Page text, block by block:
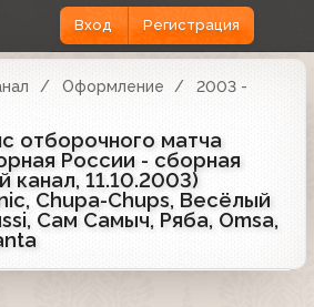
Вход Регистрация
Оформление
2003 -
отборочного матча
России - сборная
канал, 11.10.2003)
Chupa-Chups, Весёлый
Сам Самыч, Ряба, Omsa,